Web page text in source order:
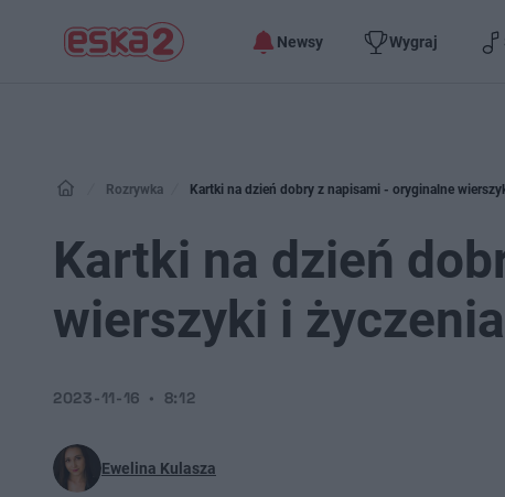
Newsy Wygraj
Rozrywka Kartki na dzień dobry z napisami - oryginalne
Kartki na dzień
wierszyki i życzenia
Ewelina Kulasza
2023-11-16 8:12